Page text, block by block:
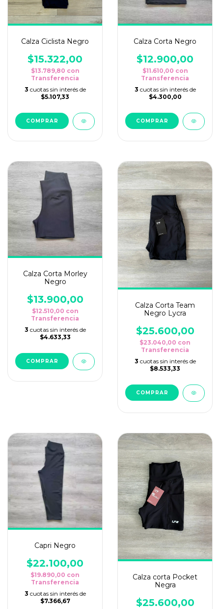
Calza Ciclista Negro
$15.322,00
$13.789,80 con
Transferencia
3 cuotas sin interés de
$5.107,33
COMPRAR
Calza Corta Negro
$12.900,00
$11.610,00 con
Transferencia
3 cuotas sin interés de
$4.300,00
COMPRAR
Calza Corta Morley
Negro
$13.900,00
$12.510,00 con
Transferencia
3 cuotas sin interés de
$4.633,33
COMPRAR
Calza Corta Team
Negro Lycra
$25.600,00
$23.040,00 con
Transferencia
3 cuotas sin interés de
$8.533,33
COMPRAR
Capri Negro
$22.100,00
$19.890,00 con
Transferencia
3 cuotas sin interés de
$7.366,67
Calza corta Pocket
Negra
$25.600,00